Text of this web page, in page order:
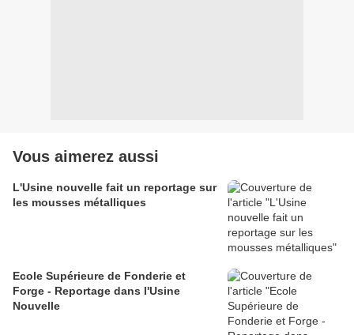
Vous aimerez aussi
L'Usine nouvelle fait un reportage sur
les mousses métalliques
Ecole Supérieure de Fonderie et
Forge - Reportage dans l'Usine
Nouvelle